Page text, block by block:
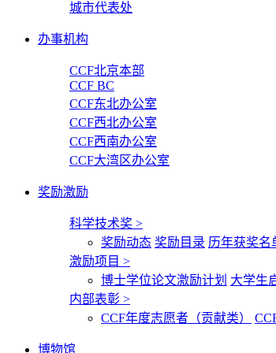
城市代表处
办事机构
CCF北京本部
CCF BC
CCF东北办公室
CCF西北办公室
CCF西南办公室
CCF大湾区办公室
奖励激励
科学技术奖 >
奖励动态 奖励目录 历年获奖名
激励项目 >
博士学位论文激励计划 大学生
内部表彰 >
CCF年度志愿者（贡献类）
博物馆